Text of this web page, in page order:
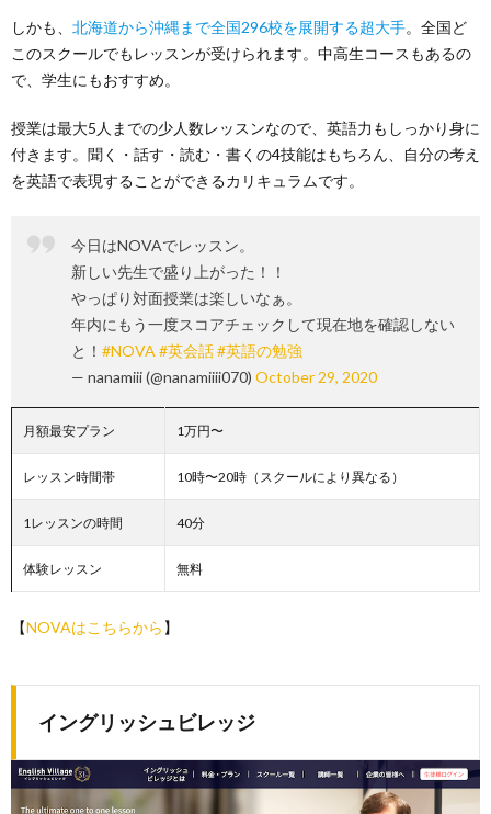
しかも、 北海道から沖縄まで全国296校を展開する超大手。全国ど
このスクールでもレッスンが受けられます。中高生コースもあるの
で、学生にもおすすめ。
授業は最大5人までの少人数レッスンなので、英語力もしっかり身に
付きます。聞く・話す・読む・書くの4技能はもちろん、自分の考え
を英語で表現することができるカリキュラムです。
今日はNOVAでレッスン。
新しい先生で盛り上がった！！
やっぱり対面授業は楽しいなぁ。
年内にもう一度スコアチェックして現在地を確認しない
と！ #NOVA #英会話#英語の勉強
— nanamiii (@nanamiiii070) October 29, 2020
月額最安プラン 1万円〜
レッスン時間帯 10時〜20時（スクールにより異なる）
1レッスンの時間 40分
体験レッスン 無料
【NOVAはこちらから 】
イングリッシュビレッジ